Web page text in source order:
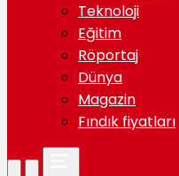
Teknoloji
Eğitim
Röportaj
Dünya
Magazin
Fındık fiyatları